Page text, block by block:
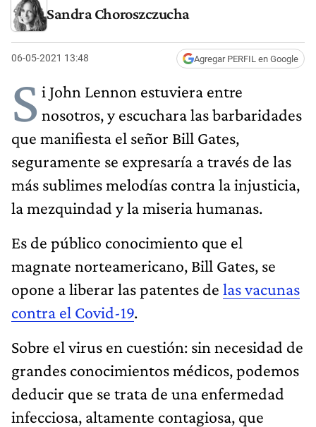
Sandra Choroszczucha
06-05-2021 13:48 Agregar PERFIL en Google
S i John Lennon estuviera entre
nosotros, y escuchara las barbaridades
que manifiesta el señor Bill Gates,
seguramente se expresaría a través de las
más sublimes melodías contra la injusticia,
la mezquindad y la miseria humanas.
Es de público conocimiento que el
magnate norteamericano, Bill Gates, se
opone a liberar las patentes de las vacunas
contra el Covid-19.
Sobre el virus en cuestión: sin necesidad de
grandes conocimientos médicos, podemos
deducir que se trata de una enfermedad
infecciosa, altamente contagiosa, que